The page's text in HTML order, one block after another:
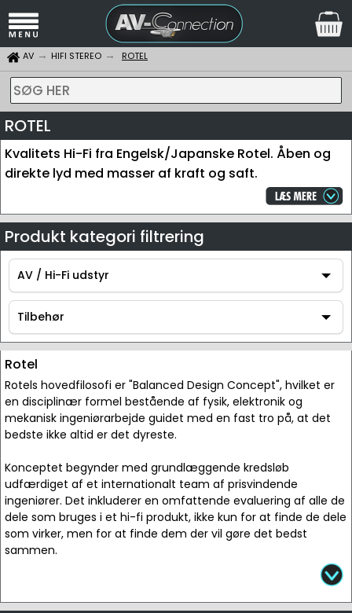
AV HIFI STEREO ROTEL
SØG HER
ROTEL
Kvalitets Hi-Fi fra Engelsk/Japanske Rotel. Åben og
direkte lyd med masser af kraft og saft.
Produkt kategori filtrering
AV / Hi-Fi udstyr
AV / Hi-Fi udstyr
Tilbehør
Tilbehør
Rotel
Rotels hovedfilosofi er "Balanced Design Concept", hvilket er
en disciplinær formel bestående af fysik, elektronik og
mekanisk ingeniørarbejde guidet med en fast tro på, at det
bedste ikke altid er det dyreste.
Konceptet begynder med grundlæggende kredsløb
udfærdiget af et internationalt team af prisvindende
ingeniører. Det inkluderer en omfattende evaluering af alle de
dele som bruges i et hi-fi produkt, ikke kun for at finde de dele
som virker, men for at finde dem der vil gøre det bedst
sammen.